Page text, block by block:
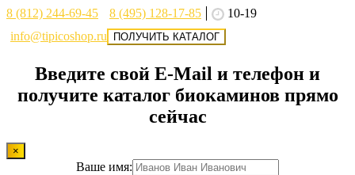
8 (812) 244-69-45 8 (495) 128-17-85
10-19
info@tipicoshop.ru
ПОЛУЧИТЬ КАТАЛОГ
Введите свой E-Mail и телефон и
получите каталог биокаминов прямо
сейчас
×
Ваше имя: